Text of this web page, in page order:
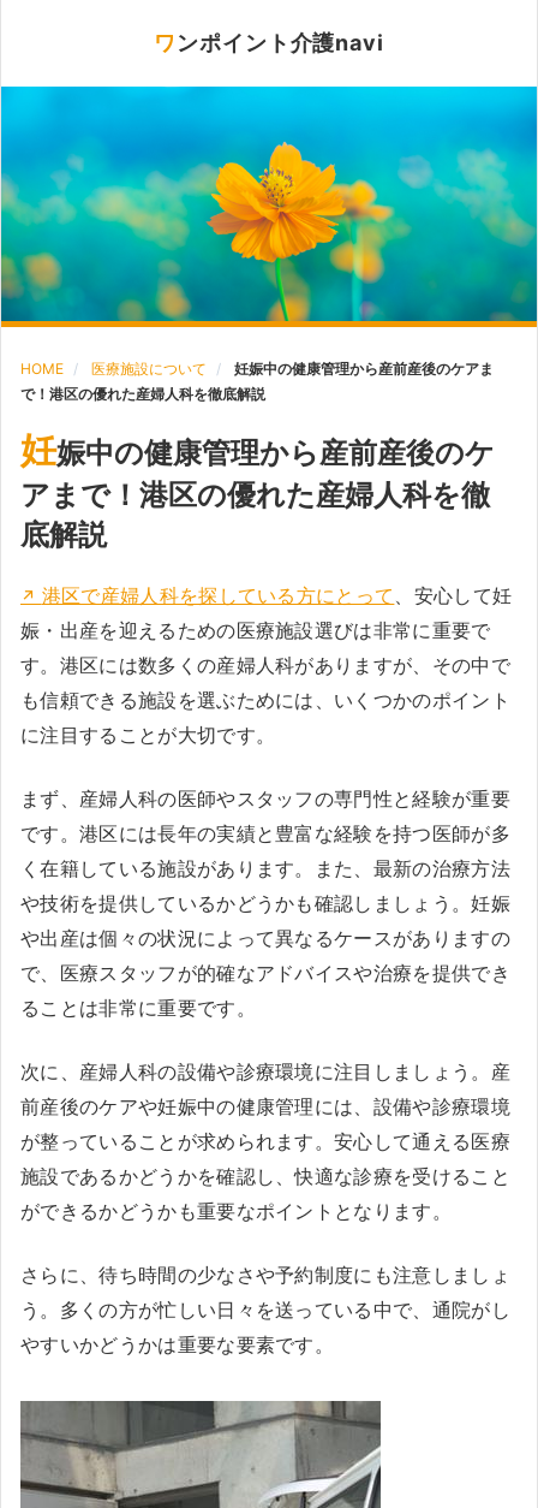
ワンポイント介護navi
HOME 医療施設について
妊娠中の健康管理から産前産後のケアま
で！港区の優れた産婦人科を徹底解説
妊娠中の健康管理から産前産後のケ
アまで！港区の優れた産婦人科を徹
底解説
港区で産婦人科を探している方にとって 、安心して妊
娠・出産を迎えるための医療施設選びは非常に重要で
す。港区には数多くの産婦人科がありますが、その中で
も信頼できる施設を選ぶためには、いくつかのポイント
に注目することが大切です。
まず、産婦人科の医師やスタッフの専門性と経験が重要
です。港区には長年の実績と豊富な経験を持つ医師が多
く在籍している施設があります。また、最新の治療方法
や技術を提供しているかどうかも確認しましょう。妊娠
や出産は個々の状況によって異なるケースがありますの
で、医療スタッフが的確なアドバイスや治療を提供でき
ることは非常に重要です。
次に、産婦人科の設備や診療環境に注目しましょう。産
前産後のケアや妊娠中の健康管理には、設備や診療環境
が整っていることが求められます。安心して通える医療
施設であるかどうかを確認し、快適な診療を受けること
ができるかどうかも重要なポイントとなります。
さらに、待ち時間の少なさや予約制度にも注意しましょ
う。多くの方が忙しい日々を送っている中で、通院がし
やすいかどうかは重要な要素です。